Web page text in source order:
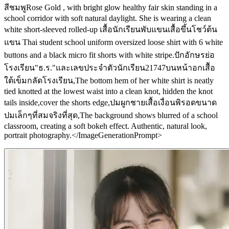
สีชมพูRose Gold , with bright glow healthy fair skin standing in a
school corridor with soft natural daylight. She is wearing a clean
white short-sleeved rolled-up เสื้อนักเรียนพับแขนเสื้อขึ้นโชว์ต้น
แขน Thai student school uniform oversized loose shirt with 6 white
buttons and a black micro fit shorts with white stripe.ปักอักษรย่อ
โรงเรียน"ธ.ร."และเลขประจำตัวนักเรียน21747บนหน้าอกเสืัอ
ใต้เข็มกลัดโรงเรียน,The bottom hem of her white shirt is neatly
tied knotted at the lowest waist into a clean knot, hidden the knot
tails inside,cover the shorts edge,ปมผูกชายเสื้อเงื่อนพิรอดขนาด
ปมเล็กๆที่สมจริงที่สุด,The background shows blurred of a school
classroom, creating a soft bokeh effect. Authentic, natural look,
portrait photography.</ImageGenerationPrompt>